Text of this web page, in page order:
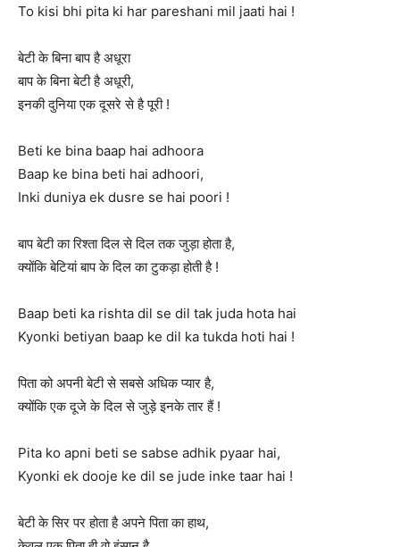
To kisi bhi pita ki har pareshani mil jaati hai !
बेटी के बिना बाप है अधूरा
बाप के बिना बेटी है अधूरी,
इनकी दुनिया एक दूसरे से है पूरी !
Beti ke bina baap hai adhoora
Baap ke bina beti hai adhoori,
Inki duniya ek dusre se hai poori !
बाप बेटी का रिश्ता दिल से दिल तक जुड़ा होता है,
क्योंकि बेटियां बाप के दिल का टुकड़ा होती है !
Baap beti ka rishta dil se dil tak juda hota hai
Kyonki betiyan baap ke dil ka tukda hoti hai !
पिता को अपनी बेटी से सबसे अधिक प्यार है,
क्योंकि एक दूजे के दिल से जुड़े इनके तार हैं !
Pita ko apni beti se sabse adhik pyaar hai,
Kyonki ek dooje ke dil se jude inke taar hai !
बेटी के सिर पर होता है अपने पिता का हाथ,